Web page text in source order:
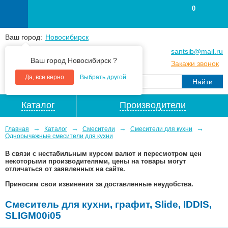
Ваш город: Новосибирск
Ваш город Новосибирск ?
Да, все верно Выбрать другой
+7(383) 213 79 30
santsib@mail.ru
Закажи звонок
0
Каталог Производители
Главная → Каталог → Смесители → Смесители для кухни →
Однорычажные смесители для кухни
В связи с нестабильным курсом валют и пересмотром цен
некоторыми производителями, цены на товары могут
отличаться от заявленных на сайте.
Приносим свои извинения за доставленные неудобства.
Смеситель для кухни, графит, Slide, IDDIS,
SLIGM00i05